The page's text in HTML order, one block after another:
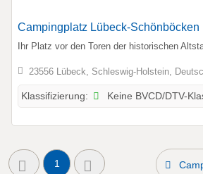
Campingplatz Lübeck-Schönböcken
Ihr Platz vor den Toren der historischen
23556 Lübeck, Schleswig-Holstein,
Klassifizierung: Keine BVCD/DTV-
1